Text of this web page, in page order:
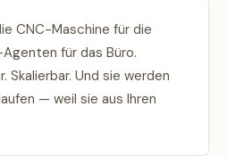
CNC-Maschine für die
für das Büro.
Skalierbar. Und sie werden
— weil sie aus Ihren